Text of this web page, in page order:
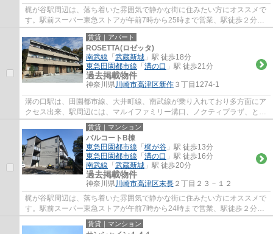
梶が谷駅周辺は、落ち着いた雰囲気で静かな街に住みたい方にオススメで
す。駅前スーパー東急ストアが午前7時から25時まで営業、駅徒歩２分の
高津郵便局は、高津区の本局で不在時の荷物...
賃貸｜アパート
ROSETTA(ロゼッタ)
南武線 「 武蔵新城 」駅 徒歩18分
東急田園都市線 「 溝の口 」駅 徒歩21分
過去掲載物件
神奈川県川崎市高津区新作 ３丁目1274-1
溝の口駅は、田園都市線、大井町線、南武線が乗り入れており多方面にア
クセス出来、駅周辺には、マルイファミリー溝口、ノクティプラザ、とい
ったデパートやレストラン街、イトーヨー...
賃貸｜マンション
パルコートB棟
東急田園都市線 「 梶が谷 」駅 徒歩13分
東急田園都市線 「 溝の口 」駅 徒歩16分
南武線 「 武蔵新城 」駅 徒歩20分
過去掲載物件
神奈川県川崎市高津区末長 ２丁目２３－１２
梶が谷駅周辺は、落ち着いた雰囲気で静かな街に住みたい方にオススメで
す。駅前スーパー東急ストアが午前7時から24時まで営業、駅徒歩２分の
高津郵便局は、高津区の本局で不在時の荷物...
賃貸｜マンション